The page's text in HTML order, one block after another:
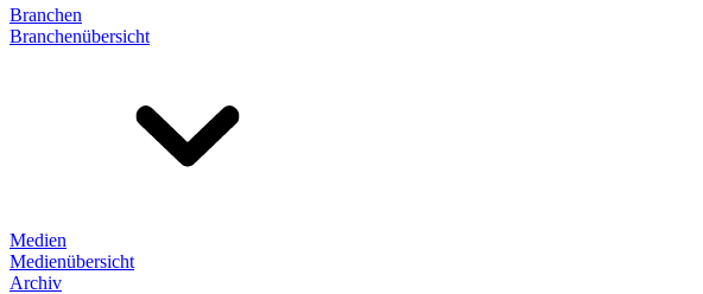
Branchen
Branchenübersicht
Medien
Medienübersicht
Archiv